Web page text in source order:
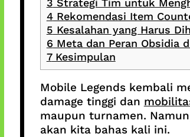
3 Strategi Tim untuk
4Rekomendasi Item
5 Kesalahan yang Harus
6 Meta dan Peran Obsidia
7Kesimpulan
Mobile Legends kembali
damage tinggi dan
maupun turnamen.
akan kita bahas kali ini.